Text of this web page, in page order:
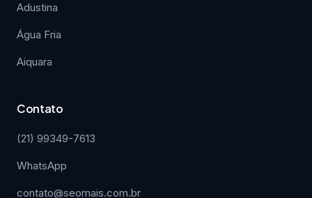
Adustina
Água Fria
Aiquara
Contato
(21) 99349-7613
WhatsApp
contato@seomais.com.br